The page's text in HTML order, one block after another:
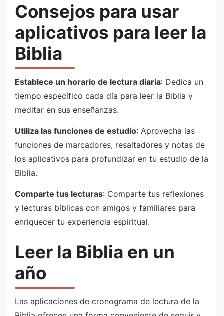
Consejos para usar
aplicativos para leer la
Biblia
Establece un horario de lectura diaria: Dedica un
tiempo específico cada día para leer la Biblia y
meditar en sus enseñanzas.
Utiliza las funciones de estudio: Aprovecha las
funciones de marcadores, resaltadores y notas de
los aplicativos para profundizar en tu estudio de la
Biblia.
Comparte tus lecturas: Comparte tus reflexiones
y lecturas bíblicas con amigos y familiares para
enriquecer tu experiencia espiritual.
Leer la Biblia en un
año
Las aplicaciones de cronograma de lectura de la